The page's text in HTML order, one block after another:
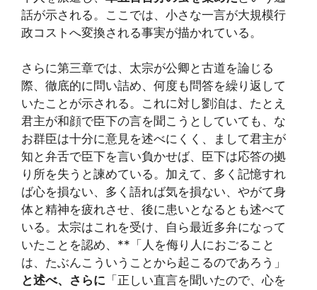
話が示される。ここでは、小さな一言が大規模行
政コストへ変換される事実が描かれている。
さらに第三章では、太宗が公卿と古道を論じる
際、徹底的に問い詰め、何度も問答を繰り返して
いたことが示される。これに対し劉洎は、たとえ
君主が和顔で臣下の言を聞こうとしていても、な
お群臣は十分に意見を述べにくく、まして君主が
知と弁舌で臣下を言い負かせば、臣下は応答の拠
り所を失うと諫めている。加えて、多く記憶すれ
ば心を損ない、多く語れば気を損ない、やがて身
体と精神を疲れさせ、後に患いとなるとも述べて
いる。太宗はこれを受け、自ら最近多弁になって
いたことを認め、**「人を侮り人におごること
は、たぶんこういうことから起こるのであろう」
と述べ、さらに 「正しい直言を聞いたので、心を